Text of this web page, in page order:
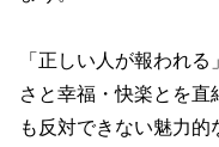
「正しい人が報われ
さと幸福・快楽とを
も反対できない魅力